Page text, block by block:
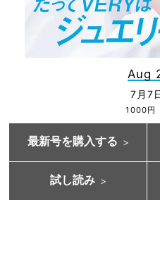
Aug
7月7
1000円
最新号を購入する
試し読み